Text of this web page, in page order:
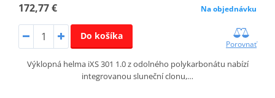
172,77 € Na objednávku
Do košíka
Porovnať
Výklopná helma iXS 301 1.0 z odolného polykarbonátu nabízí
integrovanou sluneční clonu,…